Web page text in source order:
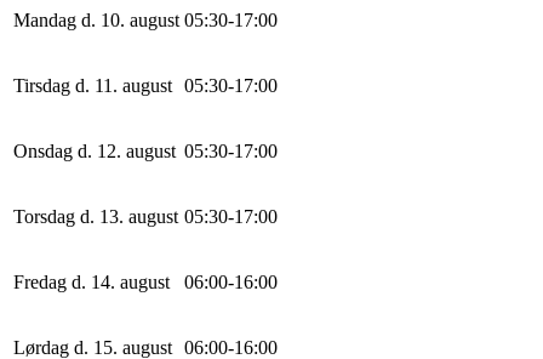
Mandag d. 10. august 05:30-17:00
Tirsdag d. 11. august 05:30-17:00
Onsdag d. 12. august 05:30-17:00
Torsdag d. 13. august 05:30-17:00
Fredag d. 14. august 06:00-16:00
Lørdag d. 15. august 06:00-16:00